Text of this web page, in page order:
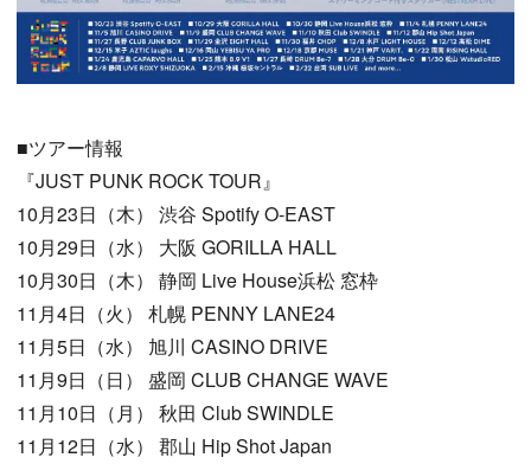
■ツアー情報
『JUST PUNK ROCK TOUR』
10月23日（木） 渋谷 Spotify O-EAST
10月29日（水） 大阪 GORILLA HALL
10月30日（木） 静岡 Live House浜松 窓枠
11月4日（火） 札幌 PENNY LANE24
11月5日（水） 旭川 CASINO DRIVE
11月9日（日） 盛岡 CLUB CHANGE WAVE
11月10日（月） 秋田 Club SWINDLE
11月12日（水） 郡山 Hip Shot Japan